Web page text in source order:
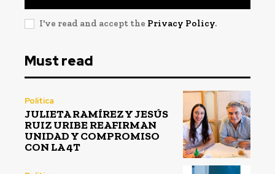
I've read and accept the Privacy Policy.
Must read
Política
JULIETA RAMÍREZ Y JESÚS
RUIZ URIBE REAFIRMAN
UNIDAD Y COMPROMISO
CON LA 4T